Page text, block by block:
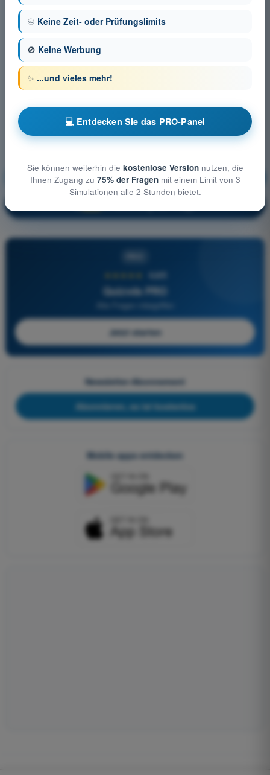
Allgemeine Luftfahrzeugkunde Ausbildung!
4,6/5
Quizvds PRO
Alle Fragen inbegriffen
Jetzt starten
Newsletter-Abonnement
Abonnieren, es ist kostenlos
Mobile apps entdecken
♾️ Keine Zeit- oder Prüfungslimits
🚫 Keine Werbung
✨ ...und vieles mehr!
💻 Entdecken Sie das PRO-Panel
Sie können weiterhin die kostenlose Versionnutzen, die
Ihnen Zugang zu 75% der Fragenmit einem Limit von 3
Simulationen alle 2 Stunden bietet.